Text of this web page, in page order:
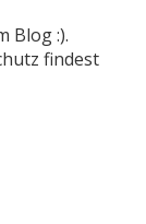
Blog :).
findest